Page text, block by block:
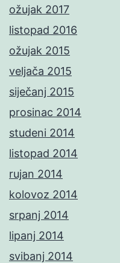
ožujak 2017
listopad 2016
ožujak 2015
veljača 2015
siječanj 2015
prosinac 2014
studeni 2014
listopad 2014
rujan 2014
kolovoz 2014
srpanj 2014
lipanj 2014
svibanj 2014